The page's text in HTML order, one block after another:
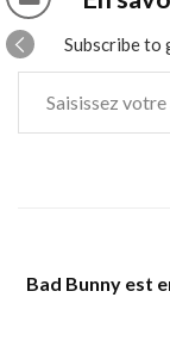
Subscribe to
Saisissez votre adresse e-mail…
Bad Bunny est